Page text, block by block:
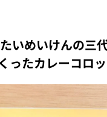
いめいけんの三
ったカレーコロ